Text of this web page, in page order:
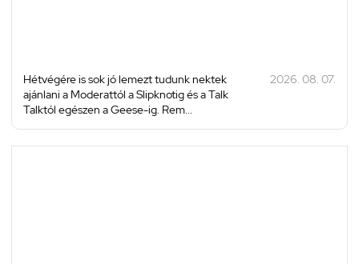
Hétvégére is sok jó lemezt tudunk nektek
ajánlani a Moderattól a Slipknotig és a Talk
Talktól egészen a Geese-ig. Rem...
2026. 08. 07.